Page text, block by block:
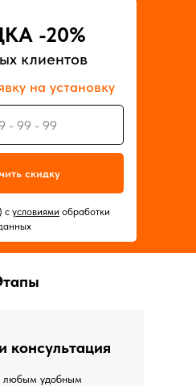
скидку
с условиями обработки
на установку
клиентов
-20%
консультация
любым удобным